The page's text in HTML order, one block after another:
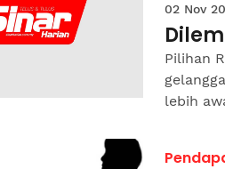
02 Nov
Pilihan
lebih